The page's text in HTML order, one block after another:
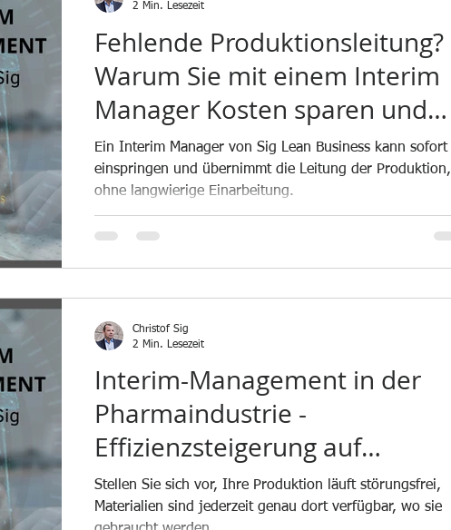
Fehlende Produktionsleitung?
Warum Sie mit einem Interim
Manager Kosten sparen und
Ihre Produktion stabilisieren!
Ein Interim Manager von Sig Lean Business kann sofort
einspringen und übernimmt die Leitung der Produktion,
ohne langwierige Einarbeitung.
2 Min. Lesezeit
Interim-Management in der
Pharmaindustrie -
Effizienzsteigerung auf
höchstem Niveau
Stellen Sie sich vor, Ihre Produktion läuft störungsfrei,
Materialien sind jederzeit genau dort verfügbar, wo sie
Christof Sig
2 Min. Lesezeit